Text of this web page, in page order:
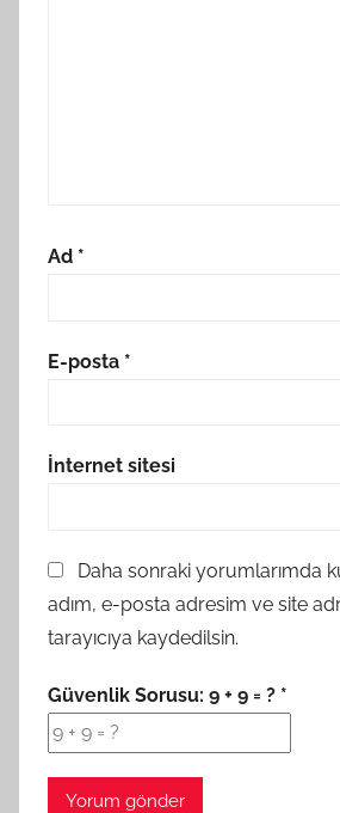
Ad *
E-posta *
İnternet sitesi
Daha sonraki yorumlarımda
adım, e-posta adresim ve site
tarayıcıya kaydedilsin.
Güvenlik Sorusu: 9 + 9 = ? *